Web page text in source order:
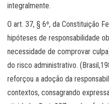
integralmente.
O art. 37, § 6º, da Constituição
hipóteses de responsabilidade
necessidade de comprovar
do risco administrativo.
reforçou a adoção da
contextos, consagrando